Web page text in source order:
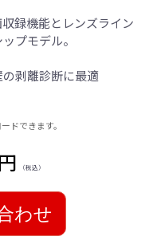
録機能とレンズライン
プモデル。
剥離診断に最適
ドできます。
（税込）
わせ